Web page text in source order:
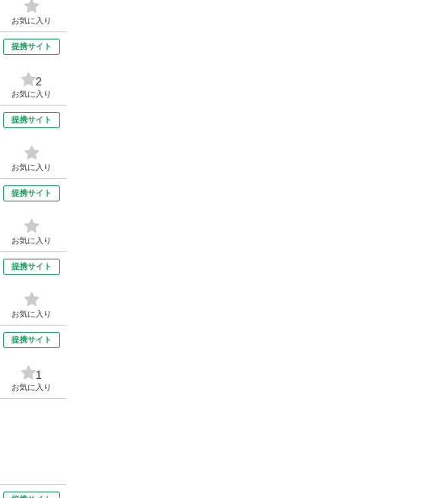
お気に入り
提携サイト
2
お気に入り
提携サイト
お気に入り
提携サイト
お気に入り
提携サイト
お気に入り
提携サイト
1
お気に入り